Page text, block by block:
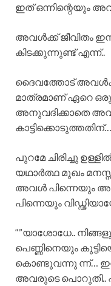
ഇത് ഒന്നിന്റെയും
അവൾക്ക് ജീവിതം
കിടക്കുന്നുണ്ട് എന്ന്..
ദൈവത്തോട്
മാത്രമാണ് ഏറെ ഒരു
അനുവദിക്കാതെ
കാട്ടിക്കൊടുത്തതിന്…
പുറമേ ചിരിച്ചു
യഥാർത്ഥ മുഖം
അവൾ പിന്നെയും
പിന്നെയും
“”യാശോധേ..
പെണ്ണിനെയും
കൊണ്ടുവന്നു ന്ന്…
അവരുടെ പൊറുതി..